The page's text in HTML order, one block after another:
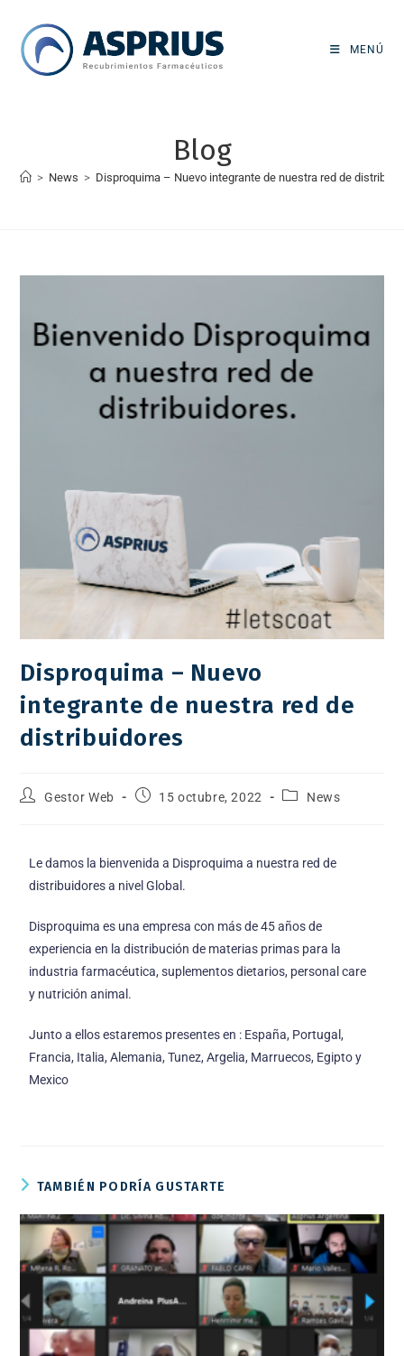
MENÚ
Blog
> News > Disproquima – Nuevo integrante de nuestra red de
Disproquima – Nuevo
integrante de nuestra red de
distribuidores
Gestor Web 15 octubre, 2022 News
Le damos la bienvenida a Disproquima a nuestra red de
distribuidores a nivel Global.
Disproquima es una empresa con más de 45 años de
experiencia en la distribución de materias primas para la
industria farmacéutica, suplementos dietarios, personal care
y nutrición animal.
Junto a ellos estaremos presentes en : España, Portugal,
Francia, Italia, Alemania, Tunez, Argelia, Marruecos, Egipto y
Mexico
TAMBIÉN PODRÍA GUSTARTE